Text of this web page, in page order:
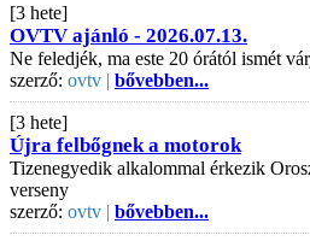
[3 hete]
OVTV ajánló - 2026.07.13.
Ne feledjék, ma este 20 órától ismét
szerző: ovtv | bővebben...
[3 hete]
Újra felbőgnek a motorok
Tizenegyedik alkalommal érkezik
verseny
szerző: ovtv | bővebben...